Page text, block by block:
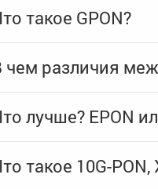
такое GPON?
чем различия
лучше? EPON
такое 10G-PON,